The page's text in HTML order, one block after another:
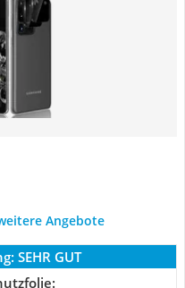
Angebote
SEHR GUT